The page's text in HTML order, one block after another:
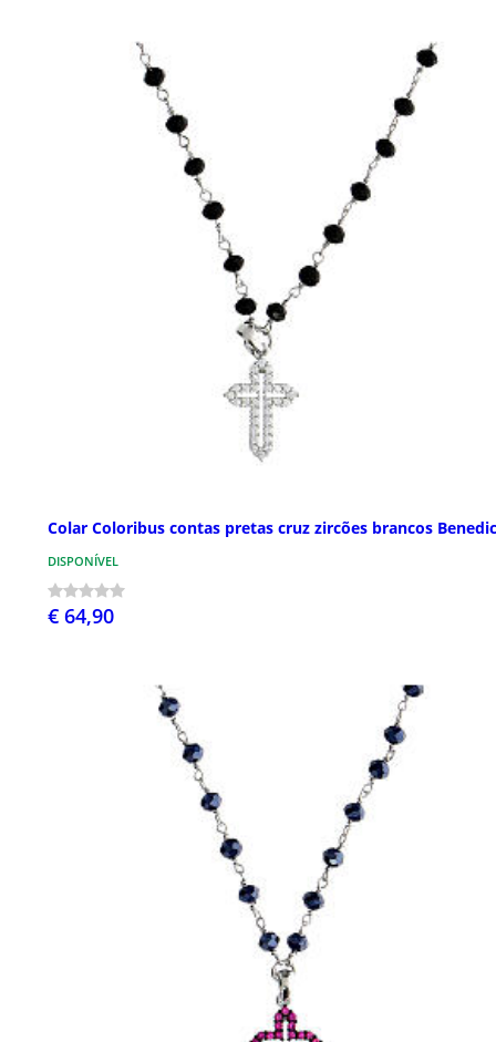
Colar Coloribus contas pretas cruz zircões brancos
DISPONÍVEL
€ 64,90